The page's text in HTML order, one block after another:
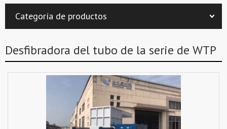
Categoría de productos
Desfibradora del tubo de la serie de WTP